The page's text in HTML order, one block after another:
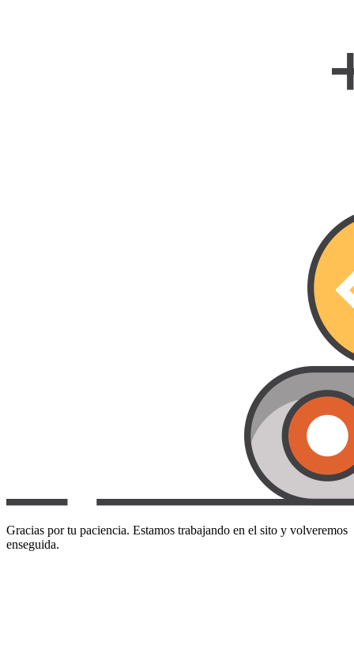
Gracias por tu paciencia. Estamos trabajando en el sito y volveremos
enseguida.